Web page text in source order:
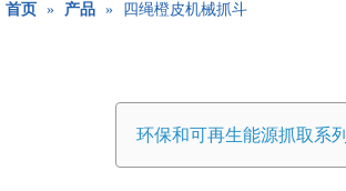
首页 » 产品 » 四绳橙皮机械抓斗
环保和可再生能源抓取系列